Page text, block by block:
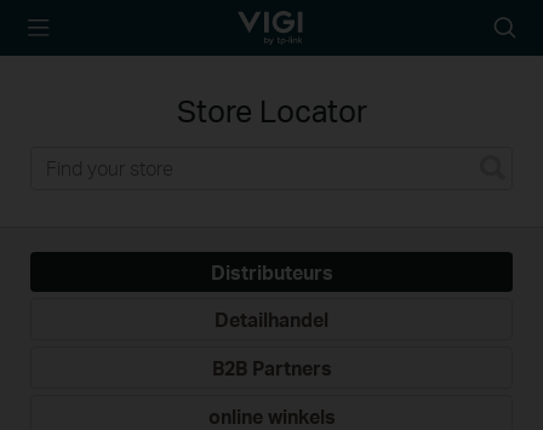
TP-Link, Reliably
icon
Store Locator
Distributeurs
Detailhandel
B2B Partners
online winkels